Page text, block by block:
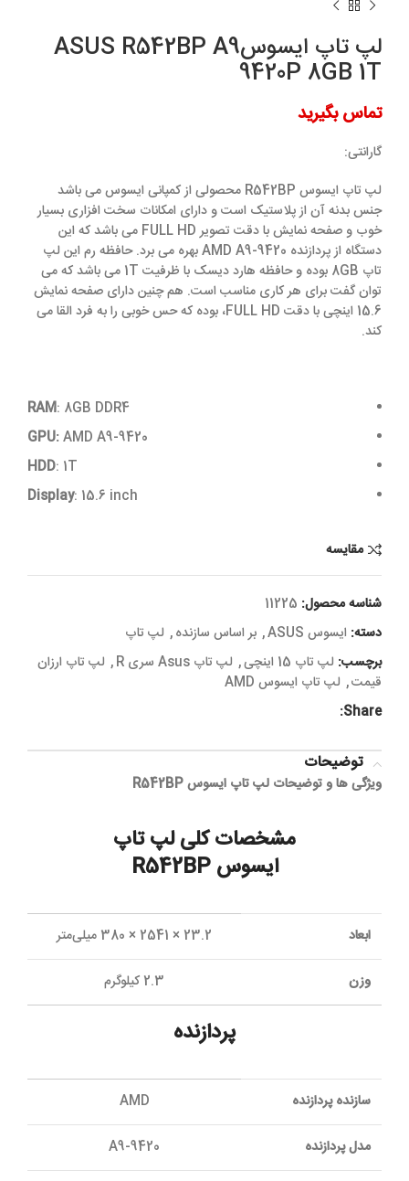
لپ تاپ ایسوسASUS R542BP A9
9420P 8GB 1T
تماس بگیرید
گارانتی:
لپ تاپ ایسوس R542BP محصولی از کمپانی ایسوس می باشد
جنس بدنه آن از پلاستیک است و دارای امکانات سخت‌ افزاری بسیار
خوب و صفحه‌ نمایش با دقت تصویر FULL HD می باشد که این
دستگاه از پردازنده‌ AMD A9-9420 بهره می برد. حافظه‌ رم این لپ
تاپ 8GB بوده و حافظه‌ هارد دیسک با ظرفیت 1T می باشد که می‌
توان گفت برای هر کاری مناسب است. هم چنین دارای صفحه‌ نمایش
15.6 اینچی با دقت FULL HD، بوده که حس خوبی را به فرد القا می
کند.
RAM: 8GB DDR4
GPU:AMD A9-9420
HDD: 1T
Display: 15.6 inch
مقایسه
شناسه محصول: 11225
دسته: ایسوس ASUS , بر اساس سازنده, لپ تاپ
برچسب: لپ تاپ 15 اینچی , لپ تاپ Asus سری R , لپ تاپ ارزان
قیمت, لپ تاپ ایسوس AMD
Share:
توضیحات
ویژگی ها و توضیحات لپ تاپ ایسوس R542BP
مشخصات کلیلپ تاپ
ایسوس R542BP
ابعاد 23.2 × 2541 × 380 میلی‌متر
وزن 2.3 کیلوگرم
پردازنده
سازنده پردازنده AMD
مدل پردازنده A9-9420